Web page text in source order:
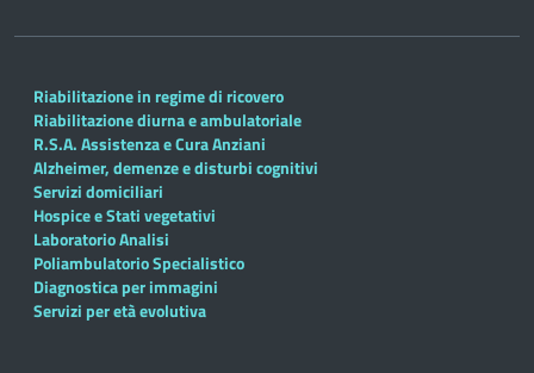
Riabilitazione in regime di ricovero
Riabilitazione diurna e ambulatoriale
R.S.A. Assistenza e Cura Anziani
Alzheimer, demenze e disturbi cognitivi
Servizi domiciliari
Hospice e Stati vegetativi
Laboratorio Analisi
Poliambulatorio Specialistico
Diagnostica per immagini
Servizi per età evolutiva